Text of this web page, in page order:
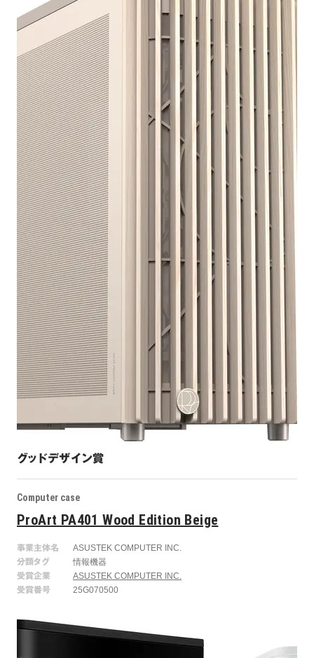
グッドデザイン賞
Computer case
ProArt PA401 Wood Edition Beige
事業主体名
ASUSTEK COMPUTER INC.
分類タグ
情報機器
受賞企業
ASUSTEK COMPUTER INC.
受賞番号
25G070500